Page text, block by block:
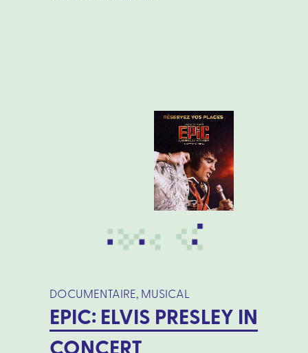
DOCUMENTAIRE, MUSICAL
EPIC: ELVIS PRESLEY IN
CONCERT